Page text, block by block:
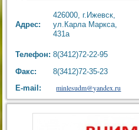
Адрес:
426000, г.Ижевск,
ул.Карла Маркса,
431а
Телефон: 8(3412)72-22-95
Факс:
8(3412)72-35-23
E-mail:
minlesudm@yandex.ru